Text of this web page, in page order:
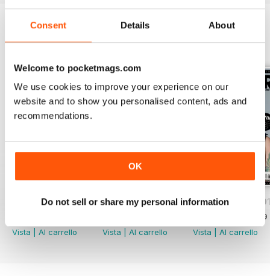
Consent Details About
Welcome to pocketmags.com
We use cookies to improve your experience on our
website and to show you personalised content, ads and
recommendations.
OK
Do not sell or share my personal information
EDIZIONI INDIETRO
iDrum August 2016
Vista
Al carrello
iDrum July 2016
Vista
Al carrello
iDrum 51 June
€2,49
Vista
Al carrello